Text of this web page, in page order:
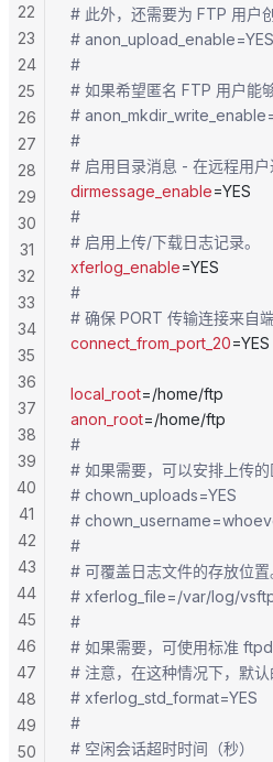
# 此外，还需要为 FTP 用户
# anon_upload_enable=YES
#
# 如果希望匿名 FTP 用户能
#
#
# 启用目录消息 - 在远程用
dirmessage_enable=YES
#
# 启用上传/下载日志记录。
xferlog_enable=YES
#
# 确保 PORT 传输连接来自
connect_from_port_20=YES
local_root=/home/ftp
anon_root=/home/ftp
#
# 如果需要，可以安排上传
# chown_uploads=YES
#
#
# 可覆盖日志文件的存放位置
# xferlog_file=/var/log/
#
# 如果需要，可使用标准
# 注意，在这种情况下，默
# xferlog_std_format=YES
#
# 空闲会话超时时间（秒）
22
23
24
25
26
27
28
29
30
31
32
33
34
35
36
37
38
39
40
41
42
43
44
45
46
47
48
49
50